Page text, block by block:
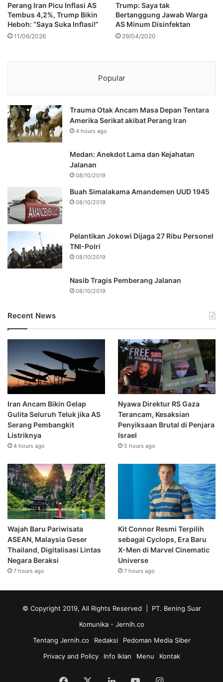
Perang Iran Picu Inflasi AS
Tembus 4,2%, Trump Bikin
Heboh: “Saya Suka Inflasi!”
11/06/2026
Trump: Saya tak
Bertanggung Jawab Warga
AS Minum Disinfektan
29/04/2020
Popular
Trauma Otak Ancam Masa Depan Tentara
Amerika Serikat akibat Perang Iran
4 hours ago
Medan: Anekdot Lama dan Kejahatan
Jalanan
08/10/2019
Buah Simalakama Amandemen UUD 1945
08/10/2019
Pelantikan Jokowi Dijaga 27 Ribu Personel
TNI-Polri
08/10/2019
Nasib Tragis Pemberang Jalanan
08/10/2019
Recent News
Iran Ancam Bikin Gelap
Gulita Seluruh Teluk jika AS
Serang Pembangkit
Listriknya
4 hours ago
Nyawa Direktur RS Gaza
Terancam, Kesaksian
Penyiksaan Brutal di Penjara
Israel
5 hours ago
Wajah Baru Pariwisata
ASEAN, Malaysia Geser
Thailand, Digitalisasi Lintas
Negara Beraksi
7 hours ago
Kit Connor Resmi Terpilih
sebagai Cyclops, Era Baru
X-Men di Marvel Cinematic
Universe
7 hours ago
© Copyright 2019, All Rights Reserved | PT. Bening Suar
Komunika - Jernih.co
Tentang Jernih.co
Redaksi
Pedoman Media Siber
Privacy and Policy
Info Iklan Menu Kontak